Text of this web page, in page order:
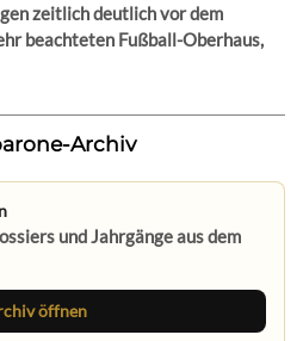
zeitlich deutlich vor dem
beachteten Fußball-Oberhaus,
Archiv
und Jahrgänge aus dem
öffnen